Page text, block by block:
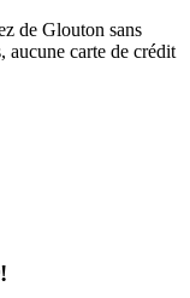
de Glouton sans
aucune carte de crédit